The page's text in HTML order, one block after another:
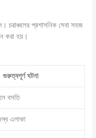
চরাঞ্চলের প্রশাসনিক সেবা সহজ
করা হয়।
গুরুত্বপূর্ণ ঘটনা
বসতি
এলাকা